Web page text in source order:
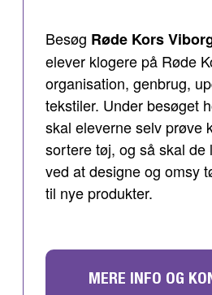
Besøg Røde Kors
elever klogere på Røde
organisation, genbrug,
tekstiler. Under besøget
skal eleverne selv prøve
sortere tøj, og så skal
ved at designe og omsy
til nye produkter.
MERE INFO OG